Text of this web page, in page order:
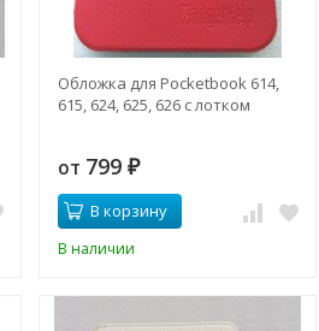
Обложка для Pocketbook 614,
615, 624, 625, 626 с лотком
от 799 ₽
В корзину
В наличии